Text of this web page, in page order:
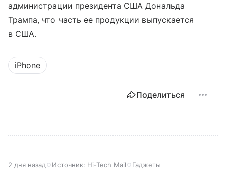
администрации президента США Дональда
Трампа, что часть ее продукции выпускается
в США.
iPhone
Поделиться
2 дня назад Источник: Hi-Tech Mail Гаджеты